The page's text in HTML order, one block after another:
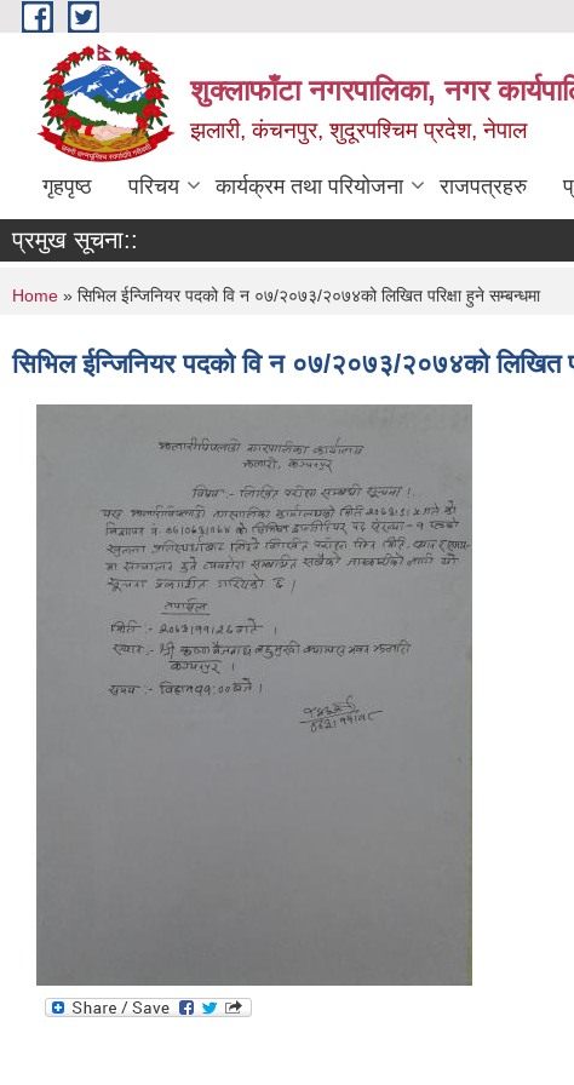
Skip to main content
शुक्लाफाँटा नगरपालिका, नगर
झलारी, कंचनपुर, शुदूरपश्चिम प्रदेश, नेपाल
गृहपृष्ठ परिचय कार्यक्रम तथा परियोजना राजपत्रहरु
प्रमुख सूचना::
You are here
Home » सिभिल ईन्जिनियर पदको वि न ०७/२०७३/२०७४को लिखित परिक्षा हुने सम्बन्धमा
सिभिल ईन्जिनियर पदको वि न ०७/२०७३/२०७४को लिखित